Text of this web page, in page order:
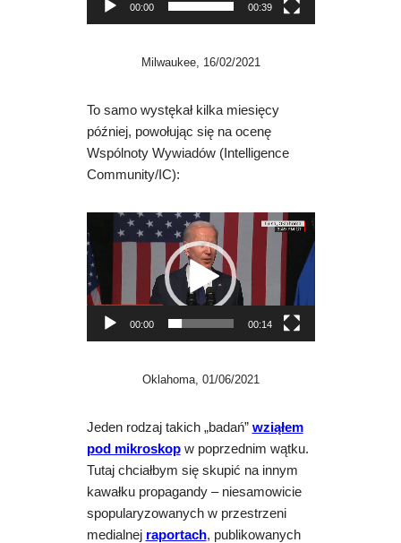
r
a
00:00 00:39
Milwaukee, 16/02/2021
To samo wystękał kilka miesięcy
później, powołując się na ocenę
Wspólnoty Wywiadów (Intelligence
Community/IC):
O
d
t
w
a
r
a
v
i
d
e
o
00:00 00:14
Oklahoma, 01/06/2021
Jeden rodzaj takich „badań” wziąłem
pod mikroskopw poprzednim wątku.
Tutaj chciałbym się skupić na innym
kawałku propagandy – niesamowicie
spopularyzowanych w przestrzeni
medialnej raportach, publikowanych